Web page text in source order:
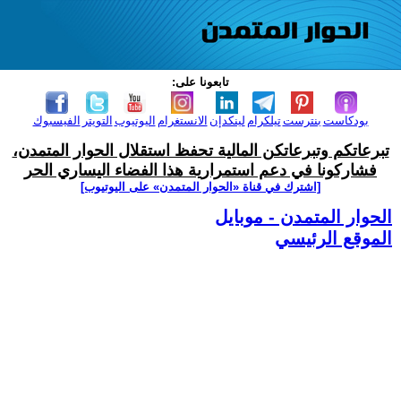
تابعونا على:
الفيسبوك التويتر اليوتيوب الانستغرام لينكدإن تيلكرامبنترست بودكاست
تبرعاتكم وتبرعاتكن المالية تحفظ استقلال الحوار المتمدن،
فشاركونا في دعم استمرارية هذا الفضاء اليساري الحر
[اشترك في قناة ‫«الحوار المتمدن» على اليوتيوب]
الحوار المتمدن - موبايل
الموقع الرئيسي